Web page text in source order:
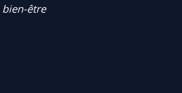
bien-être